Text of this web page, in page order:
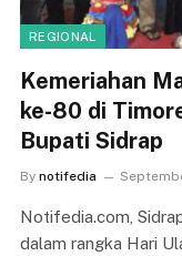
REGIONAL
Kemeriahan
ke-80 di
Bupati Sidrap
By notifedia
Notifedia.com,
dalam rangka Hari